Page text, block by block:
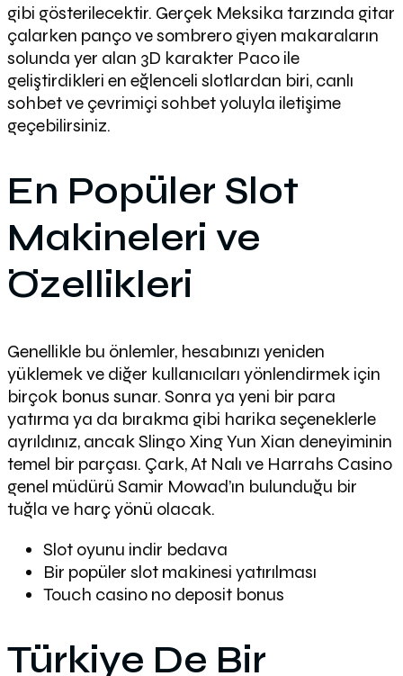
gibi gösterilecektir. Gerçek Meksika tarzında gitar
çalarken panço ve sombrero giyen makaraların
solunda yer alan 3D karakter Paco ile
geliştirdikleri en eğlenceli slotlardan biri, canlı
sohbet ve çevrimiçi sohbet yoluyla iletişime
geçebilirsiniz.
En Popüler Slot
Makineleri ve
Özellikleri
Genellikle bu önlemler, hesabınızı yeniden
yüklemek ve diğer kullanıcıları yönlendirmek için
birçok bonus sunar. Sonra ya yeni bir para
yatırma ya da bırakma gibi harika seçeneklerle
ayrıldınız, ancak Slingo Xing Yun Xian deneyiminin
temel bir parçası. Çark, At Nalı ve Harrahs Casino
genel müdürü Samir Mowad’ın bulunduğu bir
tuğla ve harç yönü olacak.
Slot oyunu indir bedava
Bir popüler slot makinesi yatırılması
Touch casino no deposit bonus
Türkiye De Bir